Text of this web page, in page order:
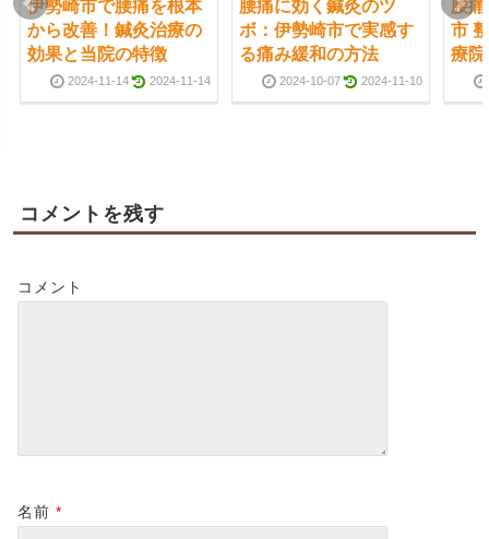
伊勢崎市で腰痛を根本
から改善！鍼灸治療の
効果と当院の特徴
2024-11-14 2024-11-14
腰痛に効く鍼灸のツ
ボ：伊勢崎市で実感す
る痛み緩和の方法
2024-10-07 2024-11-10
腰
市
療院
コメントを残す
コメント
名前 *